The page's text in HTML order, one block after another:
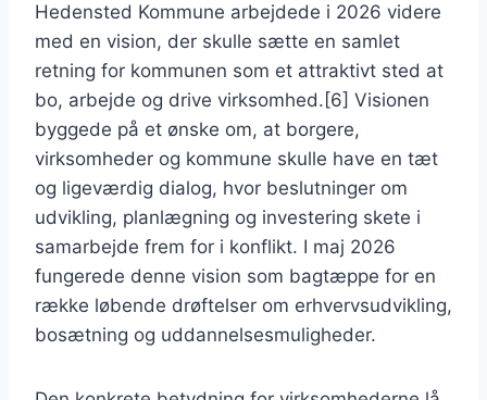
Hedensted Kommune arbejdede i 2026 videre
med en vision, der skulle sætte en samlet
retning for kommunen som et attraktivt sted at
bo, arbejde og drive virksomhed.[6] Visionen
byggede på et ønske om, at borgere,
virksomheder og kommune skulle have en tæt
og ligeværdig dialog, hvor beslutninger om
udvikling, planlægning og investering skete i
samarbejde frem for i konflikt. I maj 2026
fungerede denne vision som bagtæppe for en
række løbende drøftelser om erhvervsudvikling,
bosætning og uddannelsesmuligheder.